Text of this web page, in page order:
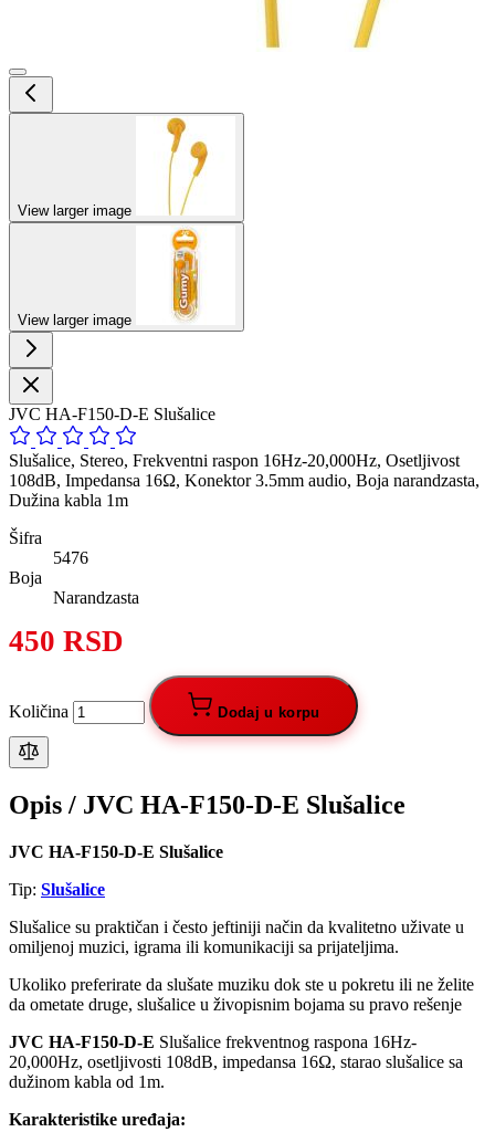
View larger image
View larger image
JVC HA-F150-D-E Slušalice
Slušalice, Stereo, Frekventni raspon 16Hz-20,000Hz, Osetljivost
108dB, Impedansa 16Ω, Konektor 3.5mm audio, Boja narandzasta,
Dužina kabla 1m
Šifra
5476
Boja
Narandzasta
450 RSD
Količina Dodaj u korpu
Opis / JVC HA-F150-D-E Slušalice
JVC HA-F150-D-E Slušalice
Tip: Slušalice
Slušalice su praktičan i često jeftiniji način da kvalitetno uživate u
omiljenoj muzici, igrama ili komunikaciji sa prijateljima.
Ukoliko preferirate da slušate muziku dok ste u pokretu ili ne želite
da ometate druge, slušalice u živopisnim bojama su pravo rešenje
JVC HA-F150-D-E Slušalice frekventnog raspona 16Hz-
20,000Hz, osetljivosti 108dB, impedansa 16Ω, starao slušalice sa
dužinom kabla od 1m.
Karakteristike uređaja: